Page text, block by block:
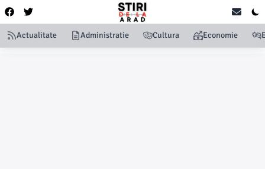
Actualitate Administratie Cultura Economie